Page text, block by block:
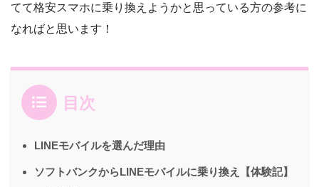
てて格安スマホに乗り換えようかと思っている方の参考に
なればと思います！
目次
LINEモバイルを選んだ理由
ソフトバンクからLINEモバイルに乗り換え【体験記】